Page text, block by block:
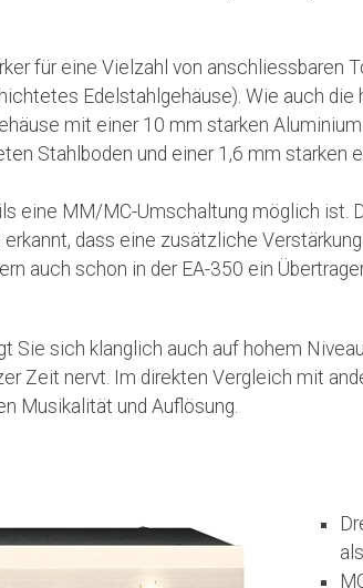
für eine Vielzahl von anschliessbaren
Edelstahlgehäuse). Wie auch
mit einer 10 mm starken
Stahlboden und einer 1,6 mm
eine MM/MC-Umschaltung möglich ist.
dass eine zusätzliche
auch schon in der EA-350 ein
Sie sich klanglich auch auf hohem
Zeit nervt. Im direkten Vergleich mit
Musikalität und Auflösung.